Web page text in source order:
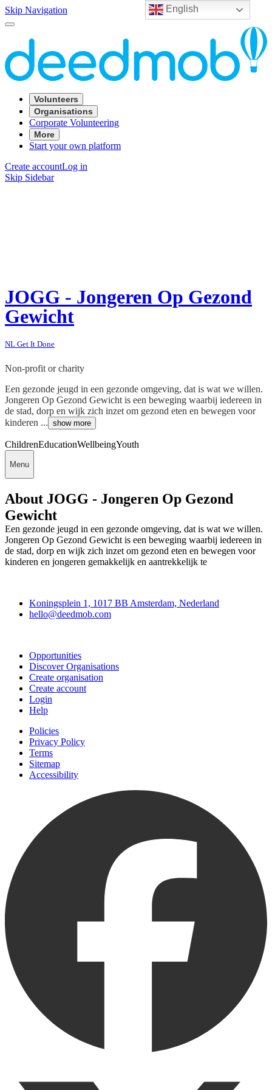
English
Skip Navigation
Volunteers
Organisations
Corporate Volunteering
More
Start your own platform
Create accountLog in
Skip Sidebar
JOGG - Jongeren Op Gezond
Gewicht
NL Get It Done
Non-profit or charity
Een gezonde jeugd in een gezonde omgeving, dat is wat we willen.
Jongeren Op Gezond Gewicht is een beweging waarbij iedereen in
de stad, dorp en wijk zich inzet om gezond eten en bewegen voor
kinderen ... show more
ChildrenEducationWellbeingYouth
Menu
About JOGG - Jongeren Op Gezond
Gewicht
Een gezonde jeugd in een gezonde omgeving, dat is wat we willen.
Jongeren Op Gezond Gewicht is een beweging waarbij iedereen in
de stad, dorp en wijk zich inzet om gezond eten en bewegen voor
kinderen en jongeren gemakkelijk en aantrekkelijk te
Koningsplein 1, 1017 BB Amsterdam, Nederland
hello@deedmob.com
Opportunities
Discover Organisations
Create organisation
Create account
Login
Help
Policies
Privacy Policy
Terms
Sitemap
Accessibility